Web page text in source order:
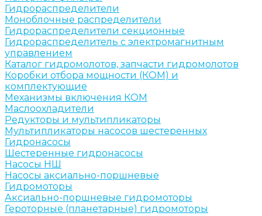
Гидрораспределители
Моноблочные распределители
Гидрораспределители секционные
Гидрораспределитель с электромагнитным
управлением
Каталог гидромолотов, запчасти гидромолотов
Коробки отбора мощности (КОМ) и
комплектующие
Механизмы включения КОМ
Маслоохладители
Редукторы и мультипликаторы
Мультипликаторы насосов шестеренных
Гидронасосы
Шестеренные гидронасосы
Насосы НШ
Насосы аксиально-поршневые
Гидромоторы
Аксиально-поршневые гидромоторы
Героторные (планетарные) гидромоторы